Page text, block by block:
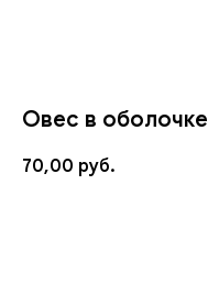
Овес в оболочке
70,00 руб.